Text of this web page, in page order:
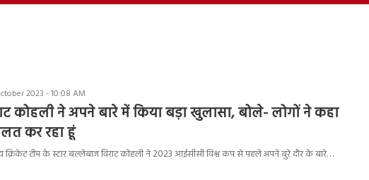
2023 - 10:08 AM
कोहली ने अपने बारे में किया बड़ा खुलासा, बोले- लोगों ने कहा
कर रहा हूं
क्रिकेट टीम के स्टार बल्लेबाज विराट कोहली ने 2023 आईसीसी विश्व कप से पहले अपने बुरे दौर के बारे…